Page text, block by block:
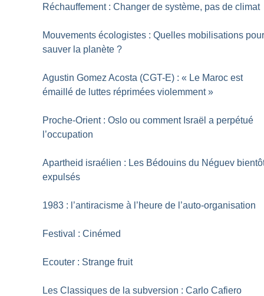
Réchauffement : Changer de système, pas de climat
Mouvements écologistes : Quelles mobilisations
sauver la planète ?
Agustin Gomez Acosta (CGT-E) : « Le Maroc est
émaillé de luttes réprimées violemment »
Proche-Orient : Oslo ou comment Israël a perpétué
l’occupation
Apartheid israélien : Les Bédouins du Néguev
expulsés
1983 : l’antiracisme à l’heure de l’auto-organisation
Festival : Cinémed
Ecouter : Strange fruit
Les Classiques de la subversion : Carlo Cafiero